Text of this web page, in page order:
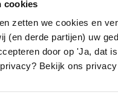
cookies
zetten we cookies en
(en derde partijen) uw
door op 'Ja, dat
Bekijk ons